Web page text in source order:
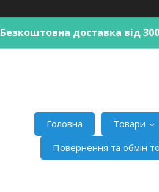
Безкоштовна доставка від
Головна Товари
Повернення та обмін